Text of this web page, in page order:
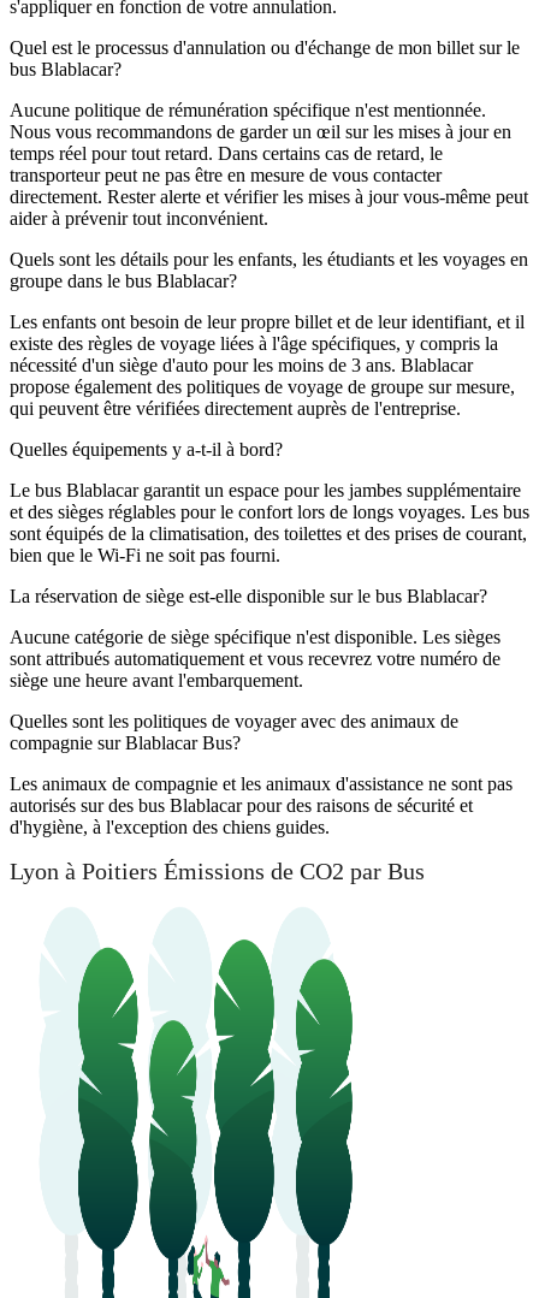
s'appliquer en fonction de votre annulation.
Quel est le processus d'annulation ou d'échange de mon billet sur le
bus Blablacar?
Aucune politique de rémunération spécifique n'est mentionnée.
Nous vous recommandons de garder un œil sur les mises à jour en
temps réel pour tout retard. Dans certains cas de retard, le
transporteur peut ne pas être en mesure de vous contacter
directement. Rester alerte et vérifier les mises à jour vous-même peut
aider à prévenir tout inconvénient.
Quels sont les détails pour les enfants, les étudiants et les voyages en
groupe dans le bus Blablacar?
Les enfants ont besoin de leur propre billet et de leur identifiant, et il
existe des règles de voyage liées à l'âge spécifiques, y compris la
nécessité d'un siège d'auto pour les moins de 3 ans. Blablacar
propose également des politiques de voyage de groupe sur mesure,
qui peuvent être vérifiées directement auprès de l'entreprise.
Quelles équipements y a-t-il à bord?
Le bus Blablacar garantit un espace pour les jambes supplémentaire
et des sièges réglables pour le confort lors de longs voyages. Les bus
sont équipés de la climatisation, des toilettes et des prises de courant,
bien que le Wi-Fi ne soit pas fourni.
La réservation de siège est-elle disponible sur le bus Blablacar?
Aucune catégorie de siège spécifique n'est disponible. Les sièges
sont attribués automatiquement et vous recevrez votre numéro de
siège une heure avant l'embarquement.
Quelles sont les politiques de voyager avec des animaux de
compagnie sur Blablacar Bus?
Les animaux de compagnie et les animaux d'assistance ne sont pas
autorisés sur des bus Blablacar pour des raisons de sécurité et
d'hygiène, à l'exception des chiens guides.
Lyon à Poitiers Émissions de CO2 par Bus